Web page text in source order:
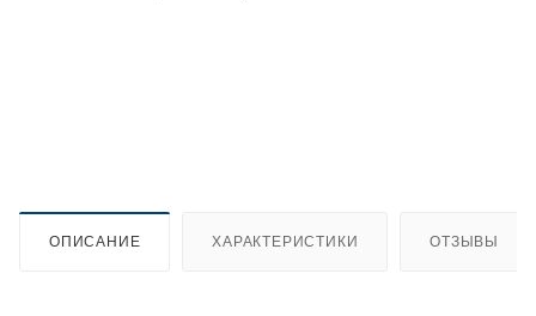
ОПИСАНИЕ ХАРАКТЕРИСТИКИ ОТЗЫВЫ